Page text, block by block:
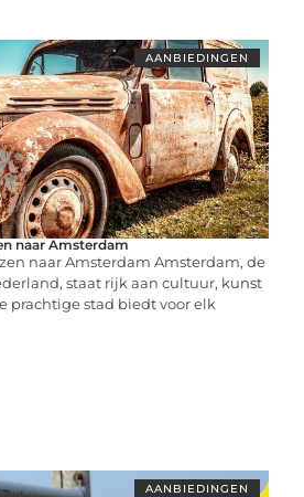
AANBIEDINGEN
naar Amsterdam
naar Amsterdam Amsterdam, de
staat rijk aan cultuur, kunst
prachtige stad biedt voor elk
AANBIEDINGEN